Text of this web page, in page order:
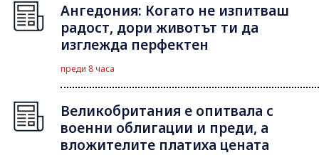
Ангедония: Когато не изпитваш
радост, дори животът ти да
изглежда перфектен
преди 8 часа
Великобритания е опитвала с
военни облигации и преди, а
вложителите платиха цената